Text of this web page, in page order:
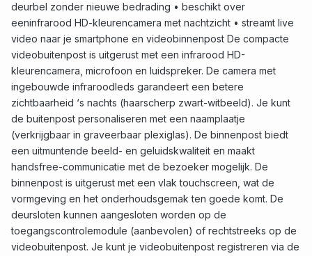
deurbel zonder nieuwe bedrading • beschikt over
eeninfrarood HD-kleurencamera met nachtzicht • streamt live
video naar je smartphone en videobinnenpost De compacte
videobuitenpost is uitgerust met een infrarood HD-
kleurencamera, microfoon en luidspreker. De camera met
ingebouwde infraroodleds garandeert een betere
zichtbaarheid ‘s nachts (haarscherp zwart-witbeeld). Je kunt
de buitenpost personaliseren met een naamplaatje
(verkrijgbaar in graveerbaar plexiglas). De binnenpost biedt
een uitmuntende beeld- en geluidskwaliteit en maakt
handsfree-communicatie met de bezoeker mogelijk. De
binnenpost is uitgerust met een vlak touchscreen, wat de
vormgeving en het onderhoudsgemak ten goede komt. De
deursloten kunnen aangesloten worden op de
toegangscontrolemodule (aanbevolen) of rechtstreeks op de
videobuitenpost. Je kunt je videobuitenpost registreren via de